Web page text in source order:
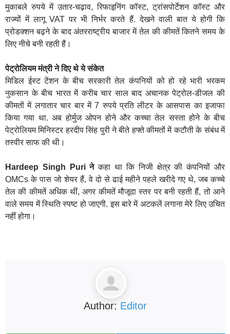
मुकाबले रुपये में उतार-चढ़ाव, रिफाइनिंग कॉस्ट, ट्रांसपोर्टेशन कॉस्ट और
राज्यों में लागू VAT पर भी निर्भर करते हैं. देखने वाली बात ये होगी कि
प्रोडक्शन बढ़ने के बाद अंतरराष्ट्रीय बाजार में तेल की कीमतें कितने समय के
लिए नीचे बनी रहती हैं।
पेट्रोलियम मंत्री ने दिए थे ये संकेत
मिडिल ईस्ट टेंशन के बीच सरकारी तेल कंपनियों को हो रहे भारी भरकम
नुकसान के बीच भारत में करीब चार साल बाद अचानक पेट्रोल-डीजल की
कीमतों में लगातार चार बार में 7 रुपये प्रति लीटर के आसपास का इजाफा
किया गया था. अब होर्मुज ओपन होने और कच्चा तेल सस्ता होने के बीच
पेट्रोलियम मिनिस्टर हरदीप सिंह पुरी ने बीते हफ्ते कीमतों में कटौती के संबंध में
तस्वीर साफ की थी।
Hardeep Singh Puri नेकहा था कि निजी क्षेत्र की कंपनियों और
OMCs के पास जो शेयर हैं, वे दो से ढाई महीने पहले खरीदे गए थे, जब कच्चे
तेल की कीमतें अधिक थीं, अगर कीमतें मौजूदा स्तर पर बनी रहती हैं, तो आने
वाले समय में स्थिति स्पष्ट हो जाएगी. इस बारे में अटकलें लगाना मेरे लिए उचित
नहीं होगा।
Author: Editor